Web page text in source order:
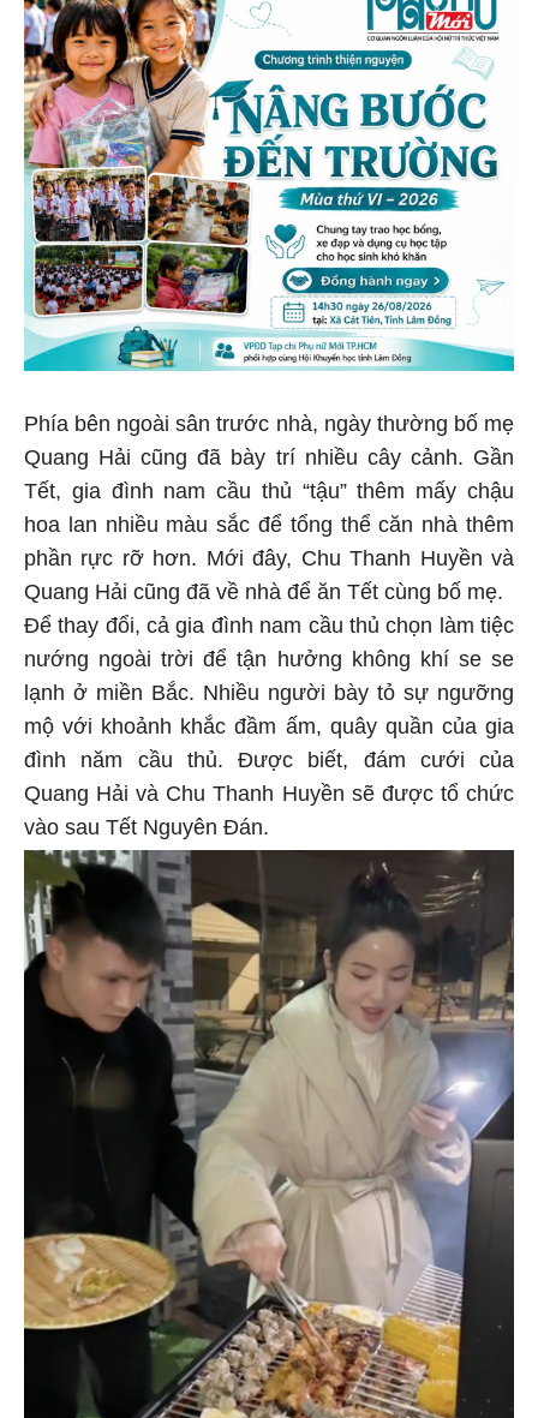
Phía bên ngoài sân trước nhà, ngày thường bố mẹ
Quang Hải cũng đã bày trí nhiều cây cảnh. Gần
Tết, gia đình nam cầu thủ “tậu” thêm mấy chậu
hoa lan nhiều màu sắc để tổng thể căn nhà thêm
phần rực rỡ hơn. Mới đây, Chu Thanh Huyền và
Quang Hải cũng đã về nhà để ăn Tết cùng bố mẹ.
Để thay đổi, cả gia đình nam cầu thủ chọn làm tiệc
nướng ngoài trời để tận hưởng không khí se se
lạnh ở miền Bắc. Nhiều người bày tỏ sự ngưỡng
mộ với khoảnh khắc đầm ấm, quây quần của gia
đình năm cầu thủ. Được biết, đám cưới của
Quang Hải và Chu Thanh Huyền sẽ được tổ chức
vào sau Tết Nguyên Đán.